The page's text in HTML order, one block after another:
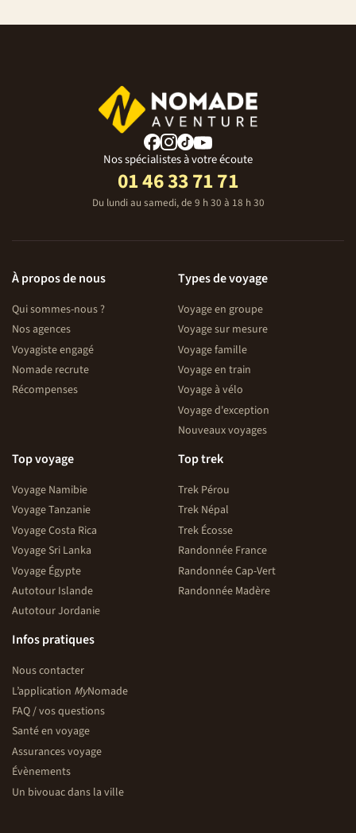
Nos spécialistes à votre écoute
01 46 33 71 71
Du lundi au samedi, de 9 h 30 à 18 h 30
À propos de nous
Qui sommes-nous ?
Nos agences
Voyagiste engagé
Nomade recrute
Récompenses
Types de voyage
Voyage en groupe
Voyage sur mesure
Voyage famille
Voyage en train
Voyage à vélo
Voyage d'exception
Nouveaux voyages
Top voyage
Voyage Namibie
Voyage Tanzanie
Voyage Costa Rica
Voyage Sri Lanka
Voyage Égypte
Autotour Islande
Autotour Jordanie
Top trek
Trek Pérou
Trek Népal
Trek Écosse
Randonnée France
Randonnée Cap-Vert
Randonnée Madère
Infos pratiques
Nous contacter
L’application MyNomade
FAQ / vos questions
Santé en voyage
Assurances voyage
Évènements
Un bivouac dans la ville